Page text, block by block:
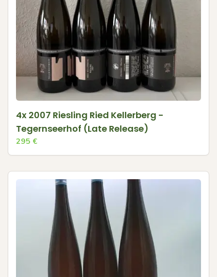
4x 2007 Riesling Ried Kellerberg -
Tegernseerhof (Late Release)
295 €